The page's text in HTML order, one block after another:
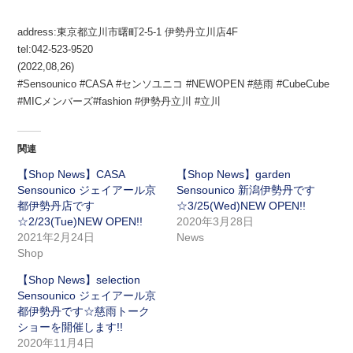
address:東京都立川市曙町2-5-1 伊勢丹立川店4F
tel:042-523-9520
(2022,08,26)
#Sensounico #CASA #センソユニコ #NEWOPEN #慈雨 #CubeCube
#MICメンバーズ#fashion #伊勢丹立川 #立川
関連
【Shop News】CASA
Sensounico ジェイアール京
都伊勢丹店です
☆2/23(Tue)NEW OPEN!!
2021年2月24日
Shop
【Shop News】garden
Sensounico 新潟伊勢丹です
☆3/25(Wed)NEW OPEN!!
2020年3月28日
News
【Shop News】selection
Sensounico ジェイアール京
都伊勢丹です☆慈雨トーク
ショーを開催します!!
2020年11月4日